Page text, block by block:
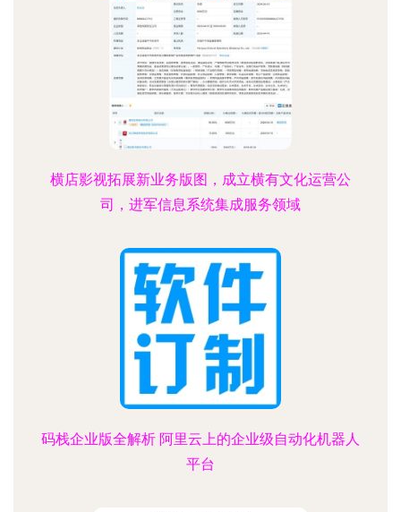
横店影视拓展新业务版图，成立横有文化运营公
司，进军信息系统集成服务领域
码栈企业版全解析 阿里云上的企业级自动化机器人
平台